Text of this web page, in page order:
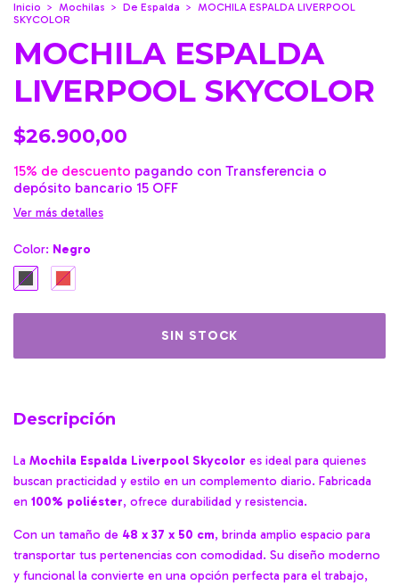
Inicio > Mochilas > De Espalda > MOCHILA ESPALDA LIVERPOOL
SKYCOLOR
MOCHILA ESPALDA
LIVERPOOL SKYCOLOR
$26.900,00
15% de descuento pagando con Transferencia o
depósito bancario 15 OFF
Ver más detalles
Color: Negro
Descripción
La Mochila Espalda Liverpool Skycolor es ideal para quienes
buscan practicidad y estilo en un complemento diario. Fabricada
en 100% poliéster, ofrece durabilidad y resistencia.
Con un tamaño de 48 x 37 x 50 cm, brinda amplio espacio para
transportar tus pertenencias con comodidad. Su diseño moderno
y funcional la convierte en una opción perfecta para el trabajo,